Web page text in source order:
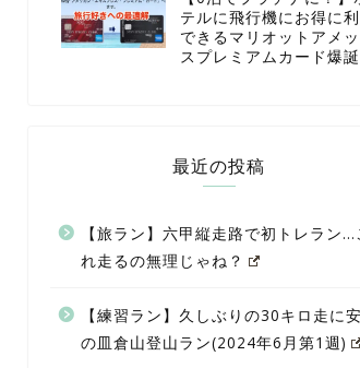
テルに飛行機にお得に
できるマリオットアメ
スプレミアムカード爆誕
最近の投稿
【旅ラン】六甲縦走路で初トレラン…
れ走るの無理じゃね？
【練習ラン】久しぶりの30キロ走に
の皿倉山登山ラン(2024年6月第1週)